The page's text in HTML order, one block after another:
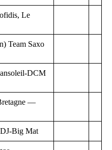
Le
Team Saxo
DCM
—
Big Mat